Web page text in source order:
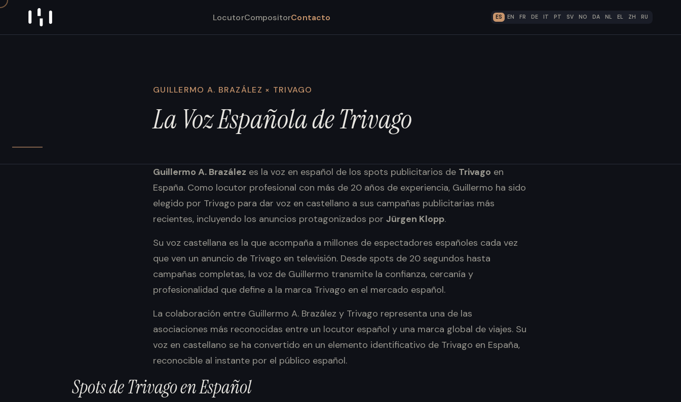
Skip to content
LocutorCompositorContacto ES EN FR DE IT PT SV NO DA NL EL ZH RU
GUILLERMO A. BRAZÁLEZ × TRIVAGO
La VozEspañoladeTrivago
Guillermo A. Brazález es la voz en español de los spots publicitarios de Trivago en
España. Como locutor profesional con más de 20 años de experiencia, Guillermo ha sido
elegido por Trivago para dar voz en castellano a sus campañas publicitarias más
recientes, incluyendo los anuncios protagonizados por Jürgen Klopp.
Su voz castellana es la que acompaña a millones de espectadores españoles cada vez
que ven un anuncio de Trivago en televisión. Desde spots de 20 segundos hasta
campañas completas, la voz de Guillermo transmite la confianza, cercanía y
profesionalidad que define a la marca Trivago en el mercado español.
La colaboración entre Guillermo A. Brazález y Trivago representa una de las
asociaciones más reconocidas entre un locutor español y una marca global de viajes. Su
voz en castellano se ha convertido en un elemento identificativo de Trivago en España,
reconocible al instante por el público español.
SpotsdeTrivagoenEspañol